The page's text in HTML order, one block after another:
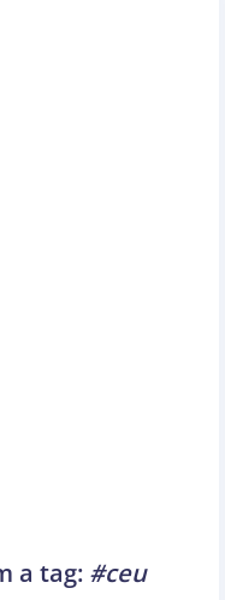
a tag: #ceu